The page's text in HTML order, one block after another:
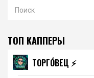
ТОП КАППЕРЫ
ТОРГО́ВЕЦ ⚡️